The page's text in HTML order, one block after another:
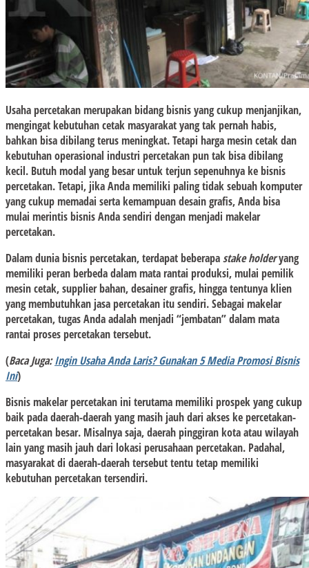
Usaha percetakan merupakan bidang bisnis yang cukup menjanjikan,
mengingat kebutuhan cetak masyarakat yang tak pernah habis,
bahkan bisa dibilang terus meningkat. Tetapi harga mesin cetak dan
kebutuhan operasional industri percetakan pun tak bisa dibilang
kecil. Butuh modal yang besar untuk terjun sepenuhnya ke bisnis
percetakan. Tetapi, jika Anda memiliki paling tidak sebuah komputer
yang cukup memadai serta kemampuan desain grafis, Anda bisa
mulai merintis bisnis Anda sendiri dengan menjadi makelar
percetakan.
Dalam dunia bisnis percetakan, terdapat beberapastake holderyang
memiliki peran berbeda dalam mata rantai produksi, mulai pemilik
mesin cetak, supplier bahan, desainer grafis, hingga tentunya klien
yang membutuhkan jasa percetakan itu sendiri. Sebagai makelar
percetakan, tugas Anda adalah menjadi “jembatan” dalam mata
rantai proses percetakan tersebut.
(Baca Juga: Ingin Usaha Anda Laris? Gunakan 5 Media Promosi Bisnis
Ini)
Bisnis makelar percetakan ini terutama memiliki prospek yang cukup
baik pada daerah-daerah yang masih jauh dari akses ke percetakan-
percetakan besar. Misalnya saja, daerah pinggiran kota atau wilayah
lain yang masih jauh dari lokasi perusahaan percetakan. Padahal,
masyarakat di daerah-daerah tersebut tentu tetap memiliki
kebutuhan percetakan tersendiri.